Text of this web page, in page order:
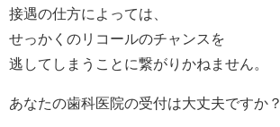
接遇の仕方によっては、
せっかくのリコールのチャンスを
逃してしまうことに繋がりかねません。
あなたの歯科医院の受付は大丈夫ですか？